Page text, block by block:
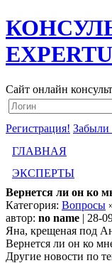
Сайт онлайн
Регистрация! Забыли
ГЛАВНАЯ
ЭКСПЕРТЫ
Вернется ли он ко
Категория: Вопросы
автор: no name | 28-
Яна, крещеная под
Вернется ли он ко
Другие новости по